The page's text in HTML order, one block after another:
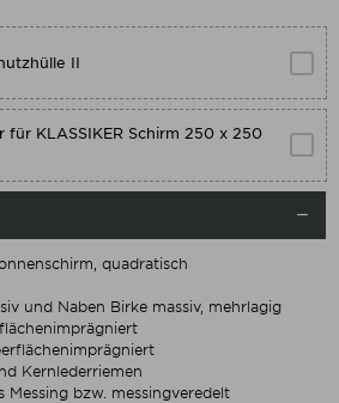
II
für KLASSIKER Schirm 250 x 250

quadratisch
und Naben Birke massiv, mehrlagig
Kernlederriemen
Messing bzw. messingveredelt